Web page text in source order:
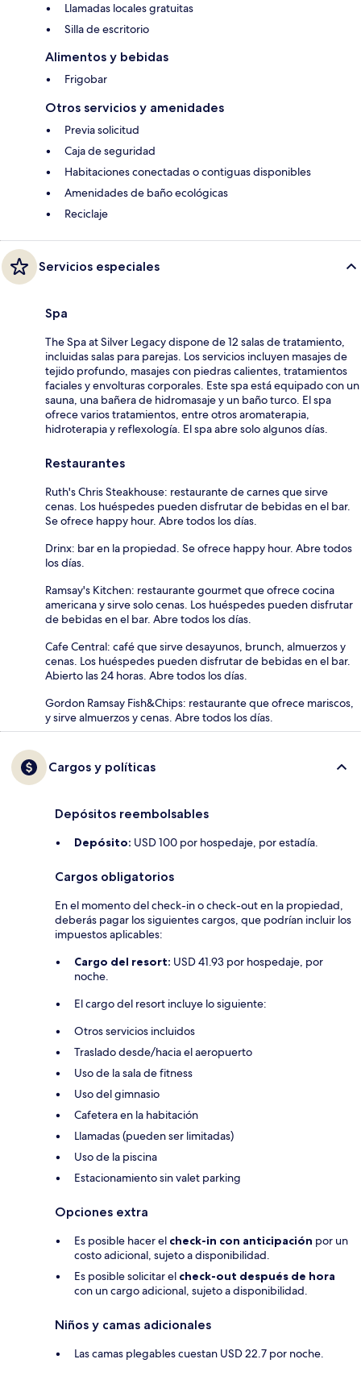
Llamadas locales gratuitas
Silla de escritorio
Alimentos y bebidas
Frigobar
Otros servicios y amenidades
Previa solicitud
Caja de seguridad
Habitaciones conectadas o contiguas disponibles
Amenidades de baño ecológicas
Reciclaje
Servicios especiales
Spa
The Spa at Silver Legacy dispone de 12 salas de tratamiento,
incluidas salas para parejas. Los servicios incluyen masajes de
tejido profundo, masajes con piedras calientes, tratamientos
faciales y envolturas corporales. Este spa está equipado con un
sauna, una bañera de hidromasaje y un baño turco. El spa
ofrece varios tratamientos, entre otros aromaterapia,
hidroterapia y reflexología. El spa abre solo algunos días.
Restaurantes
Ruth's Chris Steakhouse: restaurante de carnes que sirve
cenas. Los huéspedes pueden disfrutar de bebidas en el bar.
Se ofrece happy hour. Abre todos los días.
Drinx: bar en la propiedad. Se ofrece happy hour. Abre todos
los días.
Ramsay's Kitchen: restaurante gourmet que ofrece cocina
americana y sirve solo cenas. Los huéspedes pueden disfrutar
de bebidas en el bar. Abre todos los días.
Cafe Central: café que sirve desayunos, brunch, almuerzos y
cenas. Los huéspedes pueden disfrutar de bebidas en el bar.
Abierto las 24 horas. Abre todos los días.
Gordon Ramsay Fish&Chips: restaurante que ofrece mariscos,
y sirve almuerzos y cenas. Abre todos los días.
Cargos y políticas
Depósitos reembolsables
Depósito: USD 100 por hospedaje, por estadía.
Cargos obligatorios
En el momento del check-in o check-out en la propiedad,
deberás pagar los siguientes cargos, que podrían incluir los
impuestos aplicables:
Cargo del resort: USD 41.93 por hospedaje, por
noche.
El cargo del resort incluye lo siguiente:
Otros servicios incluidos
Traslado desde/hacia el aeropuerto
Uso de la sala de fitness
Uso del gimnasio
Cafetera en la habitación
Llamadas (pueden ser limitadas)
Uso de la piscina
Estacionamiento sin valet parking
Opciones extra
Es posible hacer el check-in con anticipación por un
costo adicional, sujeto a disponibilidad.
Es posible solicitar el check-out después de hora
con un cargo adicional, sujeto a disponibilidad.
Niños y camas adicionales
Las camas plegables cuestan USD 22.7 por noche.